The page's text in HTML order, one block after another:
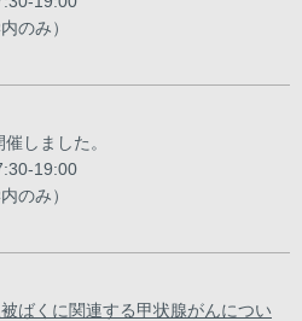
のみ）
催しました。
19:00
のみ）
ばくに関連する甲状腺がんについ